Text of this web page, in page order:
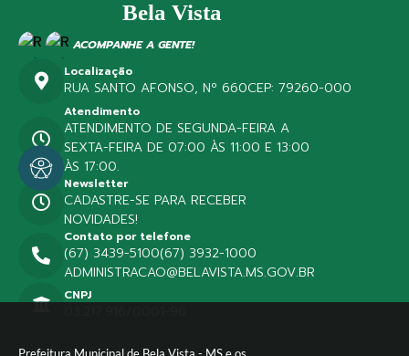
ACOMPANHE A GENTE!
Localização
RUA SANTO AFONSO, Nº 660CEP: 79260-000
Contato por telefone
(67) 3439-5100(67) 3932-1000
ADMINISTRACAO@BELAVISTA.MS.GOV.BR
Atendimento
ATENDIMENTO DE SEGUNDA-FEIRA A
SEXTA-FEIRA DE 07:00 ÀS 11:00 E 13:00
ÀS 17:00.
CNPJ
Newsletter
CADASTRE-SE PARA RECEBER
NOVIDADES!